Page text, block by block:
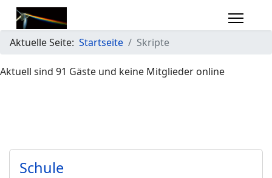
Aktuelle Seite: Startseite Skripte
Aktuell sind 91 Gäste und keine Mitglieder online
Schule